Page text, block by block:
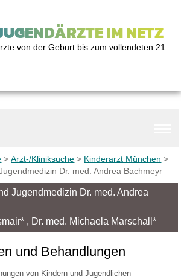
IM NETZ
von der Geburt bis zum vollendeten 21.
>Arzt-/Kliniksuche > Kinderarzt München >
Dr. med. Andrea Bachmeyr
Jugendmedizin Dr. med. Andrea
, Dr. med. Michaela Marschall*
und Behandlungen
von Kindern und Jugendlichen